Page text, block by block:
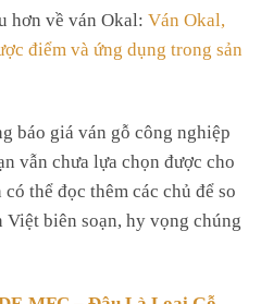
hơn về ván Okal: Ván Okal,
điểm và ứng dụng trong sản
báo giá ván gỗ công nghiệp
vẫn chưa lựa chọn được cho
thể đọc thêm các chủ để so
Việt biên soạn, hy vọng chúng
MFC – Đâu Là Loại Gỗ